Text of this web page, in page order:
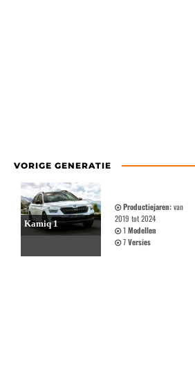
VORIGE GENERATIE
Kamiq 1
Productiejaren:van
2019 tot 2024
1 Modellen
7Versies